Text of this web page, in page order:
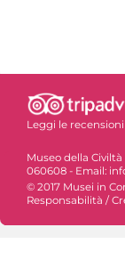
Leggi le recensioni
Museo della Civiltà
060608 - Email:
© 2017 Musei in
Responsabilità /